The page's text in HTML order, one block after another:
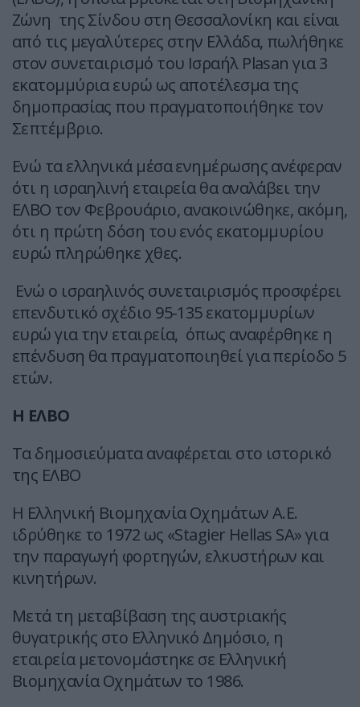
Ζώνη της Σίνδου στη Θεσσαλονίκη και είναι
από τις μεγαλύτερες στην Ελλάδα, πωλήθηκε
στον συνεταιρισμό του Ισραήλ Plasan για 3
εκατομμύρια ευρώ ως αποτέλεσμα της
δημοπρασίας που πραγματοποιήθηκε τον
Σεπτέμβριο.
Ενώ τα ελληνικά μέσα ενημέρωσης ανέφεραν
ότι η ισραηλινή εταιρεία θα αναλάβει την
ΕΛΒΟ τον Φεβρουάριο, ανακοινώθηκε, ακόμη,
ότι η πρώτη δόση του ενός εκατομμυρίου
ευρώ πληρώθηκε χθες.
Ενώ ο ισραηλινός συνεταιρισμός προσφέρει
επενδυτικό σχέδιο 95-135 εκατομμυρίων
ευρώ για την εταιρεία, όπως αναφέρθηκε η
επένδυση θα πραγματοποιηθεί για περίοδο 5
ετών.
Η ΕΛΒΟ
Τα δημοσιεύματα αναφέρεται στο ιστορικό
της ΕΛΒΟ
Η Ελληνική Βιομηχανία Οχημάτων Α.Ε.
ιδρύθηκε το 1972 ως «Stagier Hellas SA» για
την παραγωγή φορτηγών, ελκυστήρων και
κινητήρων.
Μετά τη μεταβίβαση της αυστριακής
θυγατρικής στο Ελληνικό Δημόσιο, η
εταιρεία μετονομάστηκε σε Ελληνική
Βιομηχανία Οχημάτων το 1986.